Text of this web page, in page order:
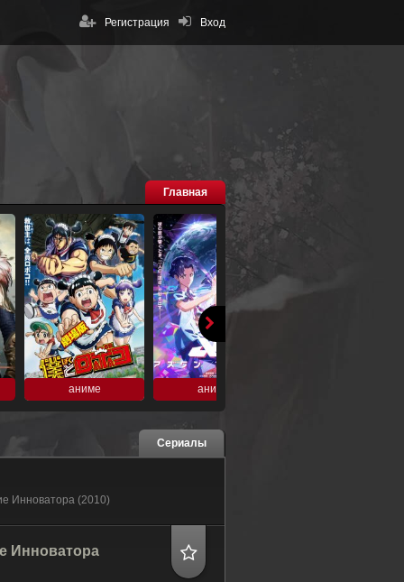
Вход
Регистрация
Главная
аниме аниме
Сериалы
Инноватора (2010)
Инноватора